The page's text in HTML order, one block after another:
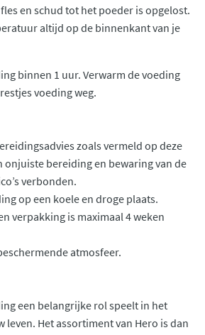
en schud tot het poeder is opgelost.
altijd op de binnenkant van je
binnen 1 uur. Verwarm de voeding
voeding weg.
zoals vermeld op deze
onjuiste bereiding en bewaring van de
verbonden.
op een koele en droge plaats.
verpakking is maximaal 4 weken
atmosfeer.
een belangrijke rol speelt in het
leven. Het assortiment van Hero is dan